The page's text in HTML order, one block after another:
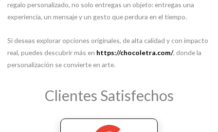
regalo personalizado, no solo entregas un objeto: entregas una
experiencia, un mensaje y un gesto que perdura en el tiempo.
Si deseas explorar opciones originales, de alta calidad y con impacto
real, puedes descubrir más en https://chocoletra.com/, donde la
personalización se convierte en arte.
Clientes Satisfechos